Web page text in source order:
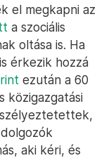
el megkapni az
a szociális
oltása is. Ha
érkezik hozzá
ezután a 60
közigazgatási
aki kéri, és